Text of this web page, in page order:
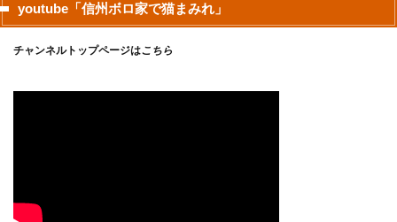
youtube「信州ボロ家で猫まみれ」
チャンネルトップページはこちら